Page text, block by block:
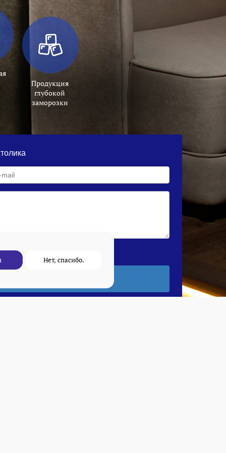
Продукция
глубокой
заморозки
Нет, спасибо.